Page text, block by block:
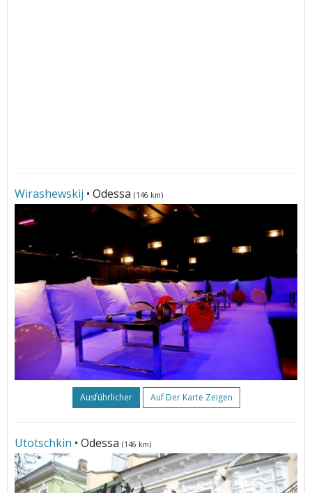
Wirashewskij • Odessa (146 km)
Ausführlicher Auf Der Karte Zeigen
Utotschkin • Odessa (146 km)